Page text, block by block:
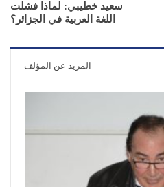
سعيد خطيبي: لماذا فشلت
اللغة العربية في الجزائر؟
المزيد عن المؤلف